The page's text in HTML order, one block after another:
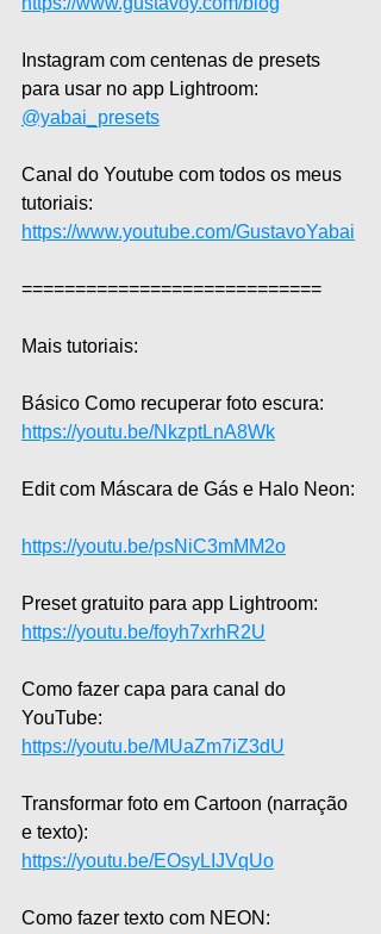
Instagram com centenas de presets
para usar no app Lightroom:
@yabai_presets
Canal do Youtube com todos os meus
tutoriais:
https://www.youtube.com/GustavoYabai
============================
Mais tutoriais:
Básico Como recuperar foto escura:
https://youtu.be/NkzptLnA8Wk
Edit com Máscara de Gás e Halo Neon:
https://youtu.be/psNiC3mMM2o
Preset gratuito para app Lightroom:
https://youtu.be/foyh7xrhR2U
Como fazer capa para canal do
YouTube:
https://youtu.be/MUaZm7iZ3dU
Transformar foto em Cartoon (narração
e texto):
https://youtu.be/EOsyLIJVqUo
Como fazer texto com NEON: